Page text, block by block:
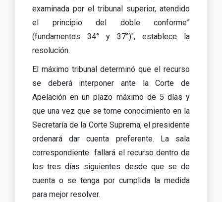
examinada por el tribunal superior, atendido
el principio del doble conforme”
(fundamentos 34° y 37°)", establece la
resolución.
El máximo tribunal determinó que el recurso
se deberá interponer ante la Corte de
Apelación en un plazo máximo de 5 días y
que una vez que se tome conocimiento en la
Secretaría de la Corte Suprema, el presidente
ordenará dar cuenta preferente. La sala
correspondiente fallará el recurso dentro de
los tres días siguientes desde que se de
cuenta o se tenga por cumplida la medida
para mejor resolver.